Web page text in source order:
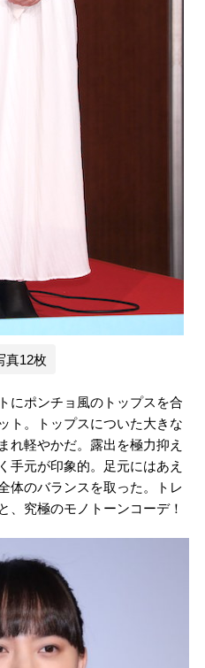
真12枚
にポンチョ風のトップスを合
ト。トップスについた大きな
れ軽やかだ。露出を極力抑え
手元が印象的。足元にはあえ
体のバランスを取った。トレ
、究極のモノトーンコーデ！